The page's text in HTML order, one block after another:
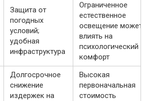
Защита от
погодных
условий;
удобная
инфраструктура
Ограниченное
естественное
освещение может
влиять на
психологический
комфорт
Долгосрочное
снижение
издержек на
Высокая
первоначальная
стоимость